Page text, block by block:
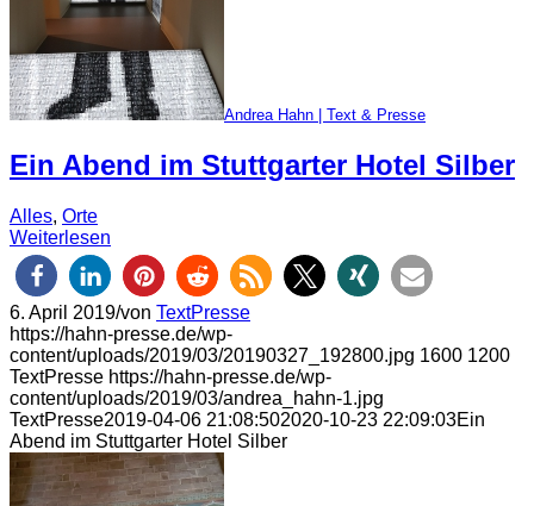
Andrea Hahn | Text & Presse
Ein Abend im Stuttgarter Hotel Silber
Alles, Orte
Weiterlesen
6. April 2019/von TextPresse
https://hahn-presse.de/wp-
content/uploads/2019/03/20190327_192800.jpg 1600 1200
TextPresse https://hahn-presse.de/wp-
content/uploads/2019/03/andrea_hahn-1.jpg
TextPresse2019-04-06 21:08:502020-10-23 22:09:03Ein
Abend im Stuttgarter Hotel Silber